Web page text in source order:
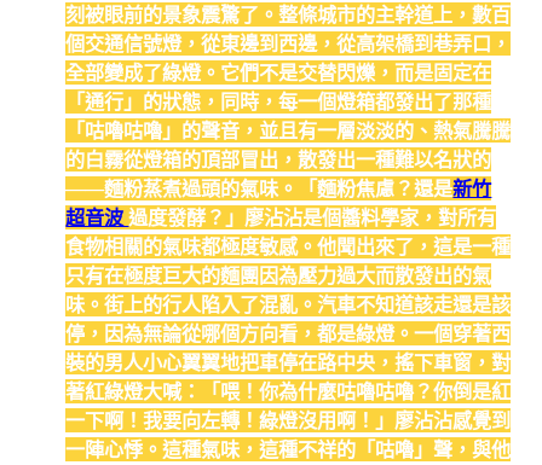
刻被眼前的景象震驚了。整條城市的主幹道上，數百
個交通信號燈，從東邊到西邊，從高架橋到巷弄口，
全部變成了綠燈。它們不是交替閃爍，而是固定在
「通行」的狀態，同時，每一個燈箱都發出了那種
「咕嚕咕嚕」的聲音，並且有一層淡淡的、熱氣騰騰
的白霧從燈箱的頂部冒出，散發出一種難以名狀的
——麵粉蒸煮過頭的氣味。「麵粉焦慮？還是新竹
超音波過度發酵？」廖沾沾是個醬料學家，對所有
食物相關的氣味都極度敏感。他聞出來了，這是一種
只有在極度巨大的麵團因為壓力過大而散發出的氣
味。街上的行人陷入了混亂。汽車不知道該走還是該
停，因為無論從哪個方向看，都是綠燈。一個穿著西
裝的男人小心翼翼地把車停在路中央，搖下車窗，對
著紅綠燈大喊：「喂！你為什麼咕嚕咕嚕？你倒是紅
一下啊！我要向左轉！綠燈沒用啊！」廖沾沾感覺到
一陣心悸。這種氣味，這種不祥的「咕嚕」聲，與他